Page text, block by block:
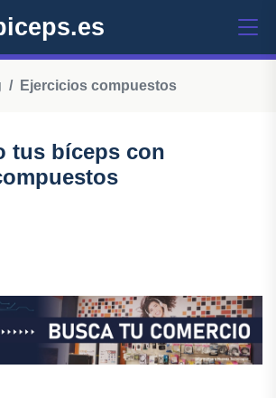
Ejercicios compuestos
tus bíceps con